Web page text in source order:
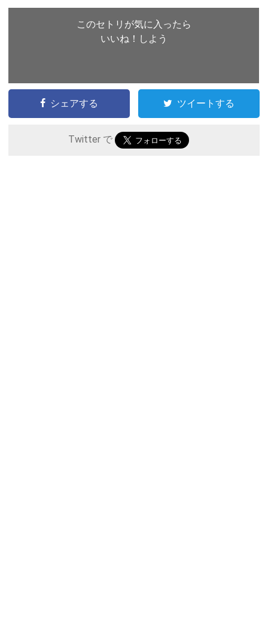
このセトリが気に入ったら
いいね！しよう
シェアする ツイートする
Twitter で